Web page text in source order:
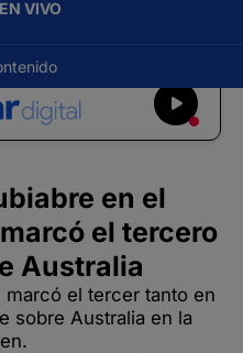
VIVO
en el
el tercero
Australia
el tercer tanto en
sobre Australia en la